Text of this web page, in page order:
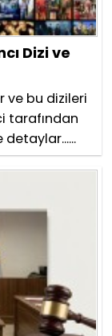
Dizi ve
ve bu dizileri
tarafından